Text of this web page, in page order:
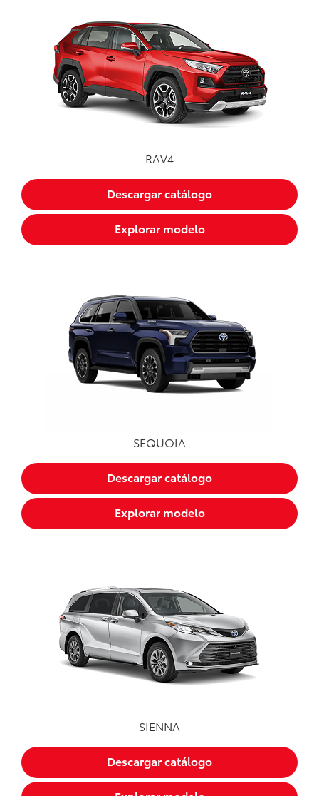
RAV4
Descargar catálogo
Explorar modelo
SEQUOIA
Descargar catálogo
Explorar modelo
SIENNA
Descargar catálogo